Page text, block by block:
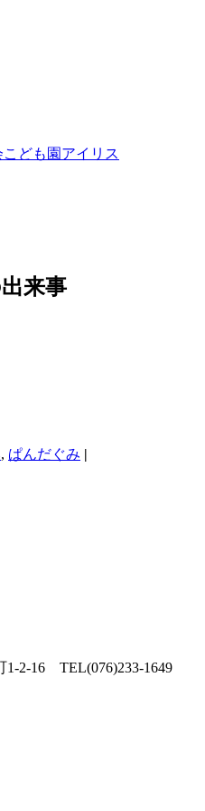
ども園アイリス
来事
, ぱんだぐみ |
1-2-16 TEL(076)233-1649